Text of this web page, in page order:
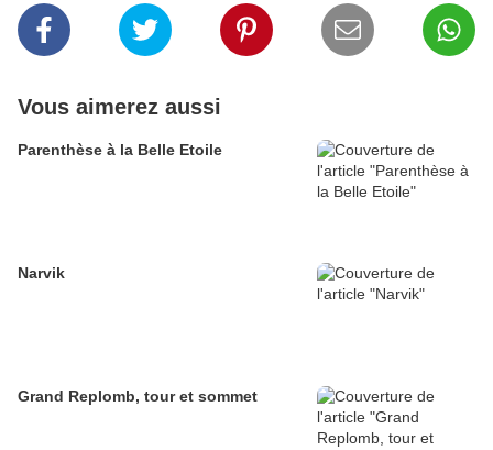
Vous aimerez aussi
Parenthèse à la Belle Etoile
Narvik
Grand Replomb, tour et sommet